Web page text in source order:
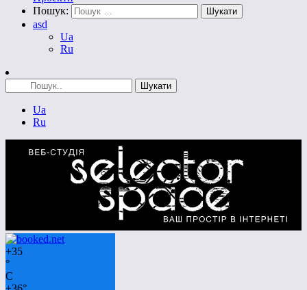
Пошук:
asd
Ua
Ru
Ua
Ru
+35
°
C